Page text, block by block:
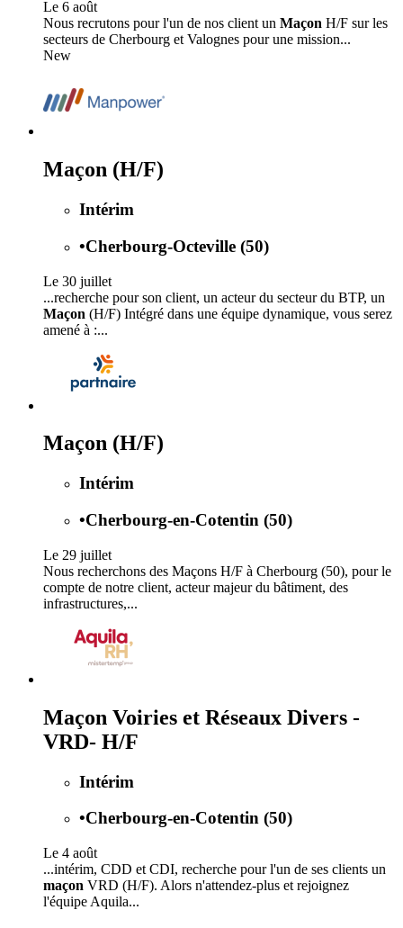
Le 6 août
Nous recrutons pour l'un de nos client un Maçon H/F sur les
secteurs de Cherbourg et Valognes pour une mission...
New
Maçon (H/F)
Intérim
•Cherbourg-Octeville (50)
Le 30 juillet
...recherche pour son client, un acteur du secteur du BTP, un
Maçon (H/F) Intégré dans une équipe dynamique, vous serez
amené à :...
Maçon (H/F)
Intérim
•Cherbourg-en-Cotentin (50)
Le 29 juillet
Nous recherchons des Maçons H/F à Cherbourg (50), pour le
compte de notre client, acteur majeur du bâtiment, des
infrastructures,...
Maçon Voiries et Réseaux Divers -
VRD- H/F
Intérim
•Cherbourg-en-Cotentin (50)
Le 4 août
...intérim, CDD et CDI, recherche pour l'un de ses clients un
maçon VRD (H/F). Alors n'attendez-plus et rejoignez
l'équipe Aquila...